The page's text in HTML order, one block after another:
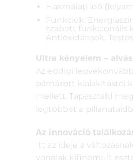
Használati idő
Funkciók:
szabott funkcionális
Antioxidánsok,
Ultra kényelem –
Az eddigi
párnázott kialakítástól
mellett. Tapasztald
legtöbbet a
Az innováció
Itt az ideje a
vonalak kifinomult